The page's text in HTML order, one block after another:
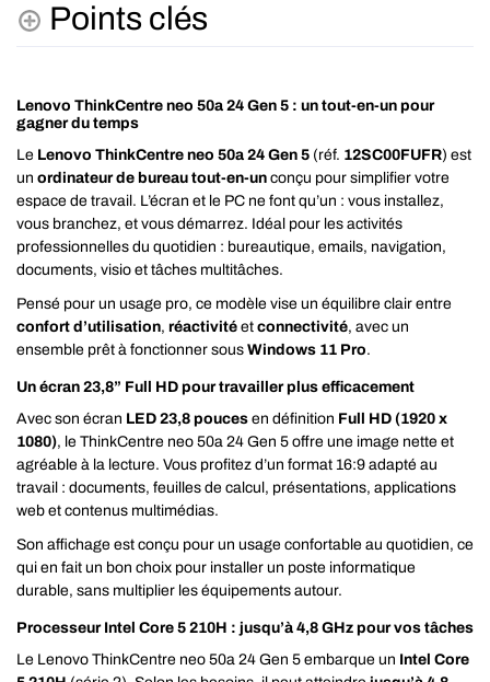
Points clés
Lenovo ThinkCentre neo 50a 24 Gen 5 : un tout-en-un pour
gagner du temps
Le Lenovo ThinkCentre neo 50a 24 Gen 5 (réf. 12SC00FUFR) est
un ordinateur de bureau tout-en-un conçu pour simplifier votre
espace de travail. L’écran et le PC ne font qu’un : vous installez,
vous branchez, et vous démarrez. Idéal pour les activités
professionnelles du quotidien : bureautique, emails, navigation,
documents, visio et tâches multitâches.
Pensé pour un usage pro, ce modèle vise un équilibre clair entre
confort d’utilisation, réactivité et connectivité, avec un
ensemble prêt à fonctionner sous Windows 11 Pro.
Un écran 23,8” Full HD pour travailler plus efficacement
Avec son écran LED 23,8 pouces en définition Full HD (1920 x
1080), le ThinkCentre neo 50a 24 Gen 5 offre une image nette et
agréable à la lecture. Vous profitez d’un format 16:9 adapté au
travail : documents, feuilles de calcul, présentations, applications
web et contenus multimédias.
Son affichage est conçu pour un usage confortable au quotidien, ce
qui en fait un bon choix pour installer un poste informatique
durable, sans multiplier les équipements autour.
Processeur Intel Core 5 210H : jusqu’à 4,8 GHz pour vos tâches
Le Lenovo ThinkCentre neo 50a 24 Gen 5 embarque un Intel Core